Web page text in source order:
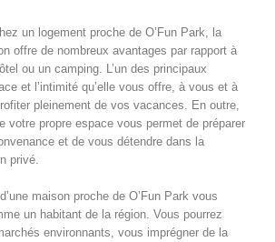
un logement proche de O’Fun Park, la
offre de nombreux avantages par rapport à
ou un camping. L’un des principaux
et l’intimité qu’elle vous offre, à vous et à
pleinement de vos vacances. En outre,
votre propre espace vous permet de préparer
et de vous détendre dans la
privé.
maison proche de O’Fun Park vous
un habitant de la région. Vous pourrez
environnants, vous imprégner de la